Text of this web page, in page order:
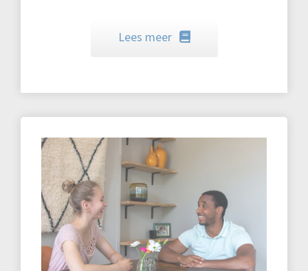
Lees meer